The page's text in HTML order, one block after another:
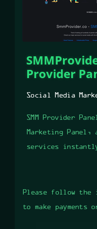
Provider
Social Media
SMM Provider
Marketing
services
Please follow the
to make payments